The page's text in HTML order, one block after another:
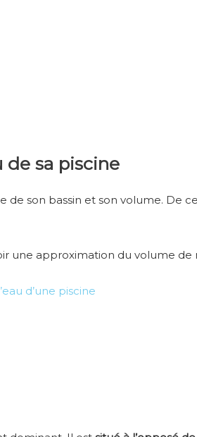
de sa piscine
de son bassin et son volume. De
une approximation du volume de
d’une piscine